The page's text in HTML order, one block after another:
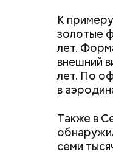
К
золотые
лет.
внешний
лет. По
в
Также в
семи
В 1991
людей в
XIX веке.